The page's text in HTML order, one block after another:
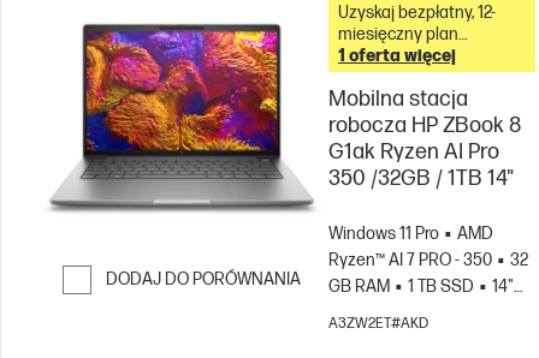
DODAJ DO PORÓWNANIA
Uzyskaj bezpłatny, 12-
miesięczny plan
fotografii Adobe Creative
Cloud z tym komputerem
&
1 oferta więcej
Mobilna stacja
robocza HP ZBook 8
G1ak Ryzen AI Pro
350 /32GB / 1TB 14"
Windows 11 Pro
AMD
Ryzen™ AI 7 PRO - 350
32
GB RAM
1 TB SSD
14"
WUXGA
Karta graficzna
A3ZW2ET#AKD